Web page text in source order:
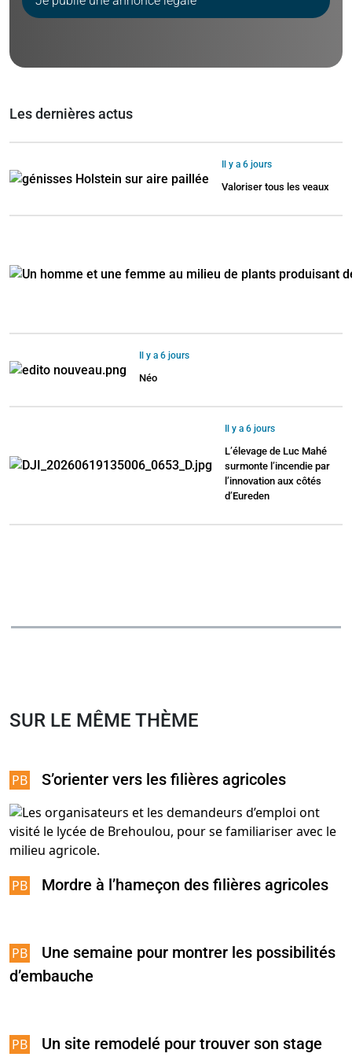
Les dernières actus
Il y a 6 jours
Valoriser tous les veaux
Il y a 6 jours
Néo
Il y a 6 jours
L’élevage de Luc Mahé
surmonte l’incendie par
l’innovation aux côtés
d’Eureden
SUR LE MÊME THÈME
S’orienter vers les filières agricoles
Mordre à l’hameçon des filières agricoles
Une semaine pour montrer les possibilités
d’embauche
Un site remodelé pour trouver son stage